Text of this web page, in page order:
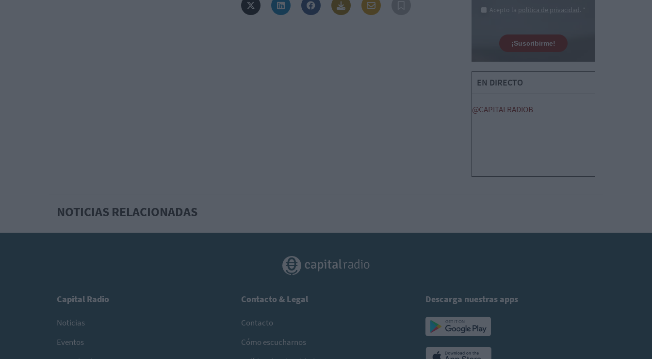
Acepto la política de privacidad. *
¡Suscribirme!
EN DIRECTO
@CAPITALRADIOB
NOTICIAS RELACIONADAS
Capital Radio
Noticias
Eventos
Contacto & Legal
Contacto
Cómo escucharnos
Descarga nuestras apps